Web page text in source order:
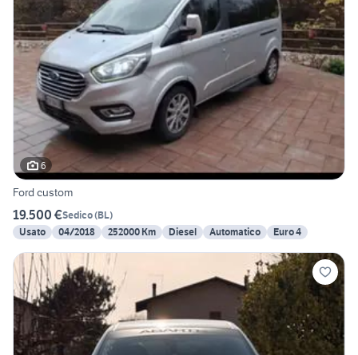
6
Ford custom
19.500 €Sedico(BL)
Usato
04/2018 252000 Km Diesel Automatico Euro 4